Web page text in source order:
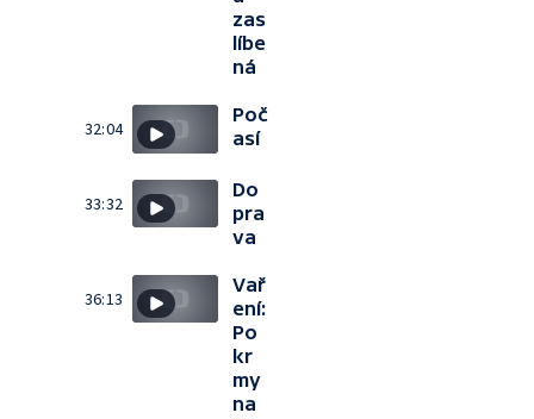
zas
líbe
ná
32:04
Poč
así
33:32
Do
pra
va
36:13
Vař
ení:
Po
kr
my
na